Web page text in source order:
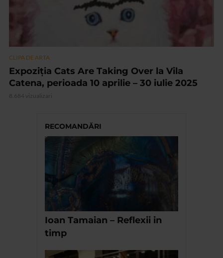
CLIPA DE ARTA
Expoziția Cats Are Taking Over la Vila
Catena, perioada 10 aprilie – 30 iulie 2025
8.684 vizualizari
RECOMANDĂRI
Ioan Tamaian – Reflexii in
timp